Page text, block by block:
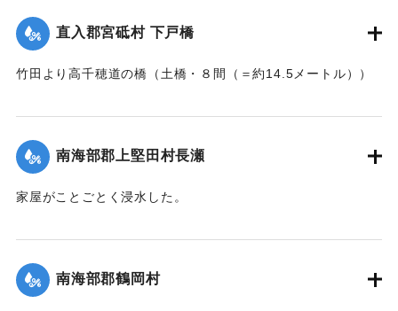
憤慨している。
｜固有コード: 002680200
直入郡宮砥村 下戸橋
竹田より高千穂道の橋（土橋・８間（＝約14.5メートル））
｜固有コード: 002680201
南海部郡上堅田村長瀬
家屋がことごとく浸水した。
｜固有コード:
南海部郡鶴岡村